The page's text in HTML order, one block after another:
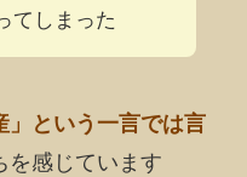
てしまった
」という一言では言
を感じています